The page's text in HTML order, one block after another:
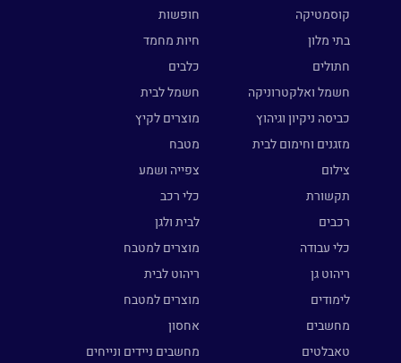
קוסמטיקה
חופשות
בתי מלון
חיות מחמד
חתולים
כלבים
חשמל ואלקטרוניקה
חשמל לבית
כביסה ניקיון וגיהוץ
מוצרים לקיץ
מזגנים וחימום לבית
מטבח
צילום
צפייה ושמע
תקשורת
כלי רכב
רכבים
לבית ולגן
כלי עבודה
מוצרים למטבח
ריהוט גן
ריהוט לבית
לימודים
מוצרים למטבח
מחשבים
אחסון
טאבלטים
מחשבים ניידים ונייחים